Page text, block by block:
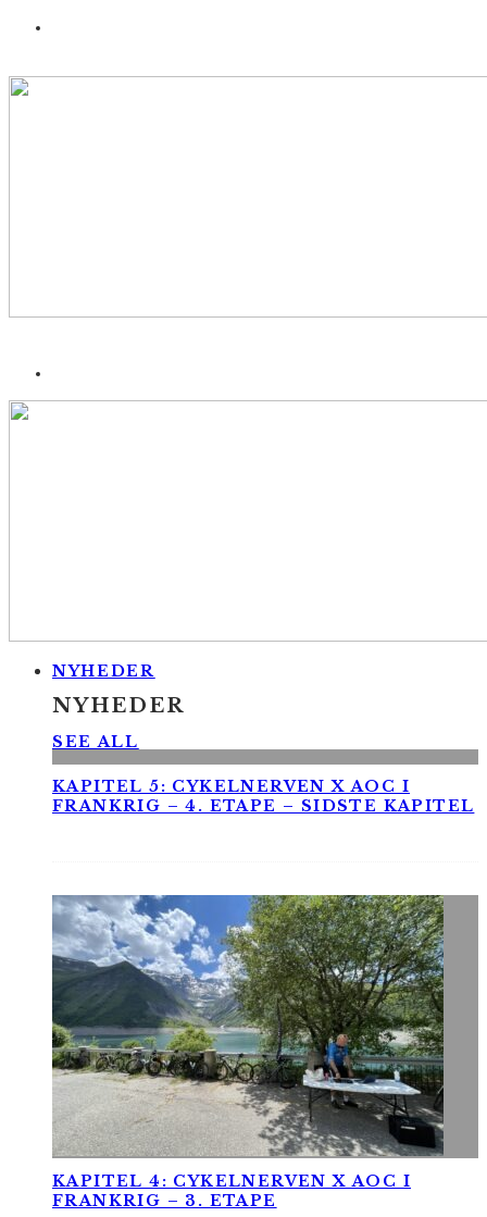
NYHEDER
NYHEDER
SEE ALL
KAPITEL 5: CYKELNERVEN X AOC I
FRANKRIG – 4. ETAPE – SIDSTE KAPITEL
KAPITEL 4: CYKELNERVEN X AOC I
FRANKRIG – 3. ETAPE